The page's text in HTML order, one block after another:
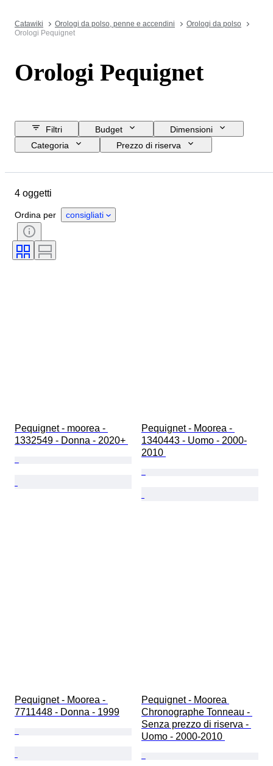
Catawiki Orologi da polso, penne e accendini
Orologi da polso
Orologi Pequignet
Orologi Pequignet
Filtri Budget
Dimensioni
Categoria
Prezzo di riserva
Genere
Movimento dell'orologio
Materiale del cinturino dell’orologio
Lunghezza del cinturino dell’orologio
Diametro della cassa
4 oggetti
Ordina per consigliati
Pequignet - moorea -
1332549 - Donna - 2020+
Pequignet - Moorea -
1340443 - Uomo - 2000-
2010
Pequignet - Moorea -
7711448 - Donna - 1999
Pequignet - Moorea
Chronographe Tonneau -
Senza prezzo di riserva -
Uomo - 2000-2010